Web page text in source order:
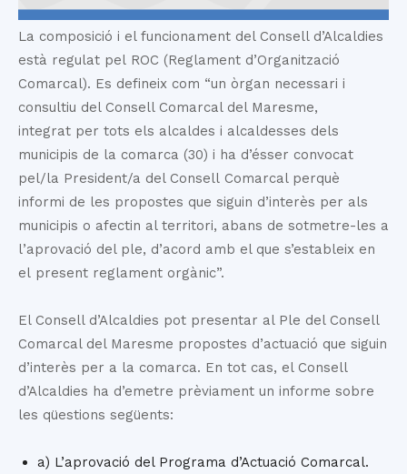
La composició i el funcionament del Consell d’Alcaldies
està regulat pel ROC (Reglament d’Organització
Comarcal). Es defineix com “un òrgan necessari i
consultiu del Consell Comarcal del Maresme,
integrat per tots els alcaldes i alcaldesses dels
municipis de la comarca (30) i ha d’ésser convocat
pel/la President/a del Consell Comarcal perquè
informi de les propostes que siguin d’interès per als
municipis o afectin al territori, abans de sotmetre-les a
l’aprovació del ple, d’acord amb el que s’estableix en
el present reglament orgànic”.
El Consell d’Alcaldies pot presentar al Ple del Consell
Comarcal del Maresme propostes d’actuació que siguin
d’interès per a la comarca. En tot cas, el Consell
d’Alcaldies ha d’emetre prèviament un informe sobre
les qüestions següents:
a) L’aprovació del Programa d’Actuació Comarcal.